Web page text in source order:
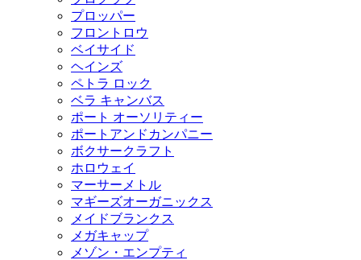
プロッパー
フロントロウ
ベイサイド
ヘインズ
ペトラ ロック
ベラ キャンバス
ポート オーソリティー
ポートアンドカンパニー
ボクサークラフト
ホロウェイ
マーサーメトル
マギーズオーガニックス
メイドブランクス
メガキャップ
メゾン・エンプティ